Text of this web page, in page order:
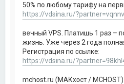
50% по любому тарифу на
https://vdsina.ru/
вечный VPS. Платишь 1 раз –
жизнь. Уже через 2 года
Регистрация по ссылке:
https://vdsina.ru/
mchost.ru (МАКхост / MCHOST)